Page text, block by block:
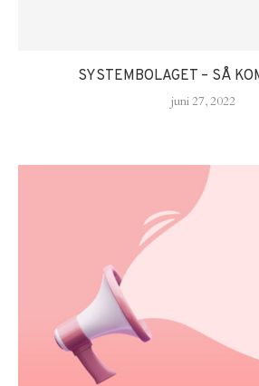
SYSTEMBOLAGET – SÅ
juni 27, 2022